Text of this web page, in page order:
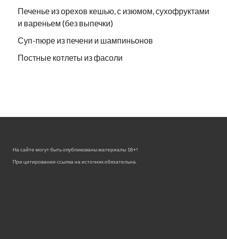
Печенье из орехов кешью, с изюмом, сухофруктами
и вареньем (без выпечки)
Суп-пюре из печени и шампиньонов
Постные котлеты из фасоли
На сайте могут быть опубликованы материалы 18+!
При цитировании ссылка на источник обязательна.